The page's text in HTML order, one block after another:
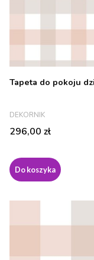
Tapeta do pokoju
PRODUCENT
DEKORNIK
Cena
296,00 zł
Do koszyka